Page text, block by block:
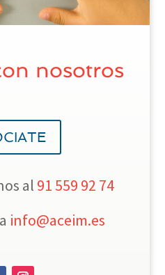
nosotros
al 91 559 92 74
info@aceim.es